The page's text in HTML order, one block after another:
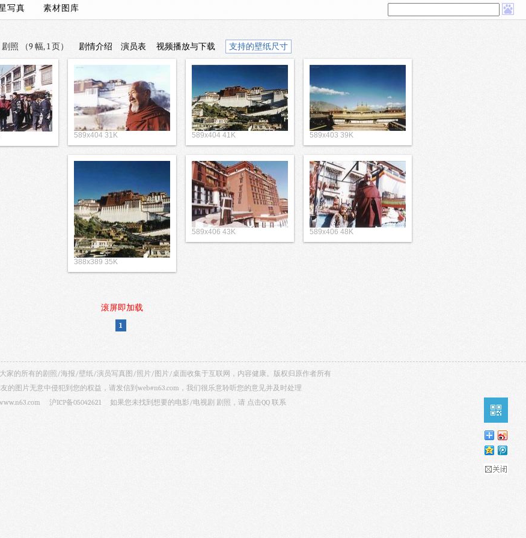
写真 素材图库
剧照 （9 幅, 1 页） 剧情介绍 演员表 视频播放与下载 支持的壁纸尺寸
589x404 31K 589x404 41K 589x403 39K
388x389 35K
589x406 43K 589x406 48K
滚屏即加载
1
大家的所有的剧照/海报/壁纸/演员写真图/照片/图片/桌面收集于互联网，内容健康。版权归原作者所有
的图片无意中侵犯到您的权益，请发信到web#n63.com，我们很乐意聆听您的意见并及时处理
沪ICP备05042621如果您未找到想要的电影/电视剧 剧照，请 点击QQ 联系